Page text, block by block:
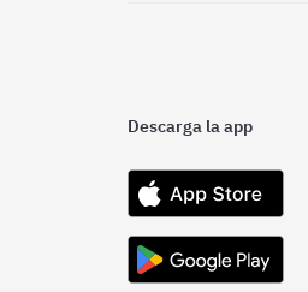
Descarga la app